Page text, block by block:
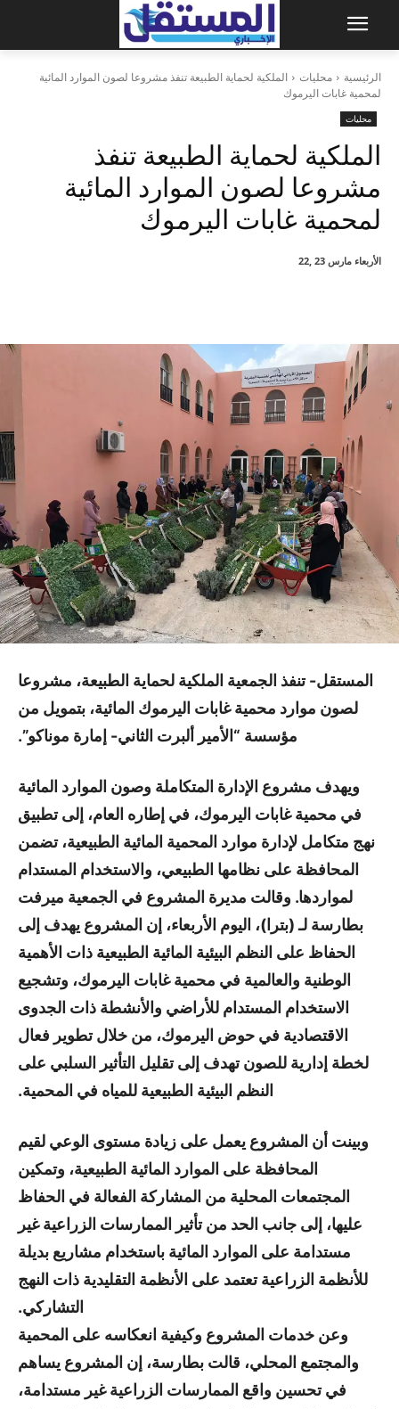
الرئيسية محليات
الملكية لحماية الطبيعة تنفذ مشروعا لصون الموارد المائية
لمحمية غابات اليرموك
محليات
الملكية لحماية الطبيعة تنفذ
مشروعا لصون الموارد المائية
لمحمية غابات اليرموك
الأربعاء مارس 23 ,22
المستقل- تنفذ الجمعية الملكية لحماية الطبيعة، مشروعا
لصون موارد محمية غابات اليرموك المائية، بتمويل من
مؤسسة “الأمير ألبرت الثاني- إمارة موناكو”.
ويهدف مشروع الإدارة المتكاملة وصون الموارد المائية
في محمية غابات اليرموك، في إطاره العام، إلى تطبيق
نهج متكامل لإدارة موارد المحمية المائية الطبيعية، تضمن
المحافظة على نظامها الطبيعي، والاستخدام المستدام
لمواردها. وقالت مديرة المشروع في الجمعية ميرفت
بطارسة لـ (بترا)، اليوم الأربعاء، إن المشروع يهدف إلى
الحفاظ على النظم البيئية المائية الطبيعية ذات الأهمية
الوطنية والعالمية في محمية غابات اليرموك، وتشجيع
الاستخدام المستدام للأراضي والأنشطة ذات الجدوى
الاقتصادية في حوض اليرموك، من خلال تطوير فعال
لخطة إدارية للصون تهدف إلى تقليل التأثير السلبي على
النظم البيئية الطبيعية للمياه في المحمية.
وبينت أن المشروع يعمل على زيادة مستوى الوعي لقيم
المحافظة على الموارد المائية الطبيعية، وتمكين
المجتمعات المحلية من المشاركة الفعالة في الحفاظ
عليها، إلى جانب الحد من تأثير الممارسات الزراعية غير
مستدامة على الموارد المائية باستخدام مشاريع بديلة
للأنظمة الزراعية تعتمد على الأنظمة التقليدية ذات النهج
التشاركي.
وعن خدمات المشروع وكيفية انعكاسه على المحمية
والمجتمع المحلي، قالت بطارسة، إن المشروع يساهم
في تحسين واقع الممارسات الزراعية غير مستدامة،